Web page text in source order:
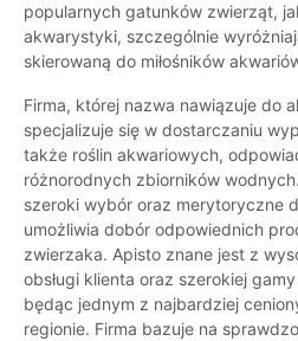
popularnych gatunków zwierząt,
akwarystyki, szczególnie
skierowaną do miłośników
Firma, której nazwa nawiązuje do
specjalizuje się w dostarczaniu
także roślin akwariowych,
różnorodnych zbiorników
szeroki wybór oraz merytoryczne
umożliwia dobór odpowiednich
zwierzaka. Apisto znane jest z
obsługi klienta oraz szerokiej
będąc jednym z najbardziej
regionie. Firma bazuje na